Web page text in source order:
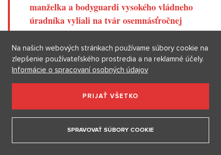
manželka a bodyguardi vysokého vládneho
úradníka vyliali na tvár osemnásťročnej
milenky svojho manžela 5 litrov kyseliny a
spôsobili obeti hrozné znetvorenie a vážne
poškodenie zraku a sluchu.
sa môžu nakaziť vírusom HIV z mimomanželských vzťahov a
ktoré sa s týmto vírusom narodili.
Štatisticky je však rozvodovosť stále nízka. Rozvod je
Na našich webových stránkach používame súbory cookie na
zlepšenie používateľského prostredia a na reklamné účely.
Informácie o spracovaní osobných údajov
PRIJAŤ VŠETKO
SPRAVOVAŤ SÚBORY COOKIE